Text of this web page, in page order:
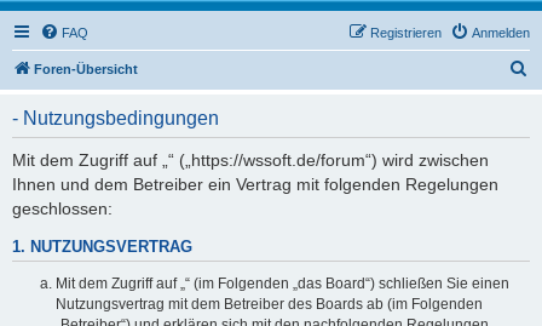
FAQ Anmelden
Registrieren
Foren-Übersicht
- Nutzungsbedingungen
Mit dem Zugriff auf „“ („https://wssoft.de/forum“) wird zwischen
Ihnen und dem Betreiber ein Vertrag mit folgenden Regelungen
geschlossen:
1. NUTZUNGSVERTRAG
Mit dem Zugriff auf „“ (im Folgenden „das Board“) schließen Sie einen
Nutzungsvertrag mit dem Betreiber des Boards ab (im Folgenden